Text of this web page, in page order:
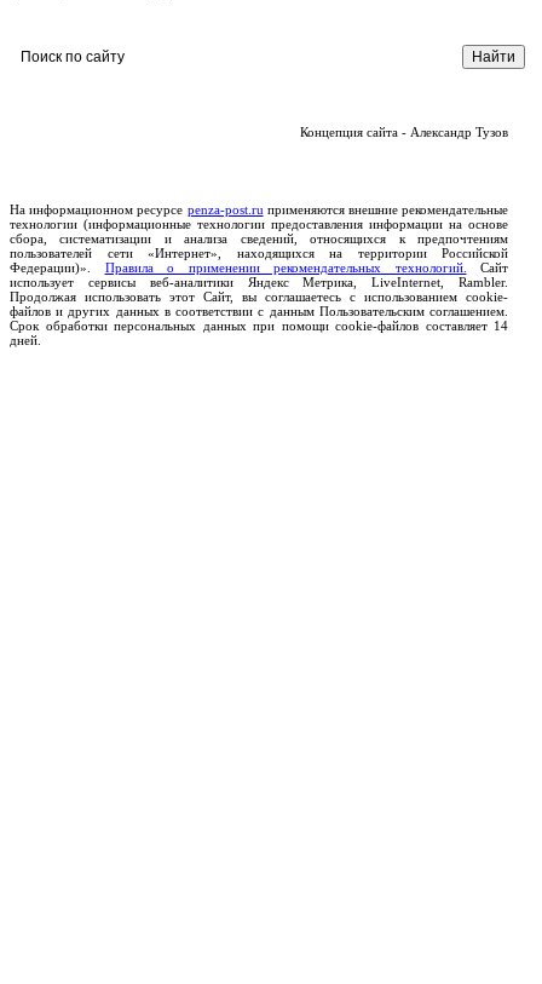
Концепция сайта - Александр Тузов
На информационном ресурсе penza-post.ru применяются внешние рекомендательные
технологии (информационные технологии предоставления информации на основе
сбора, систематизации и анализа сведений, относящихся к предпочтениям
пользователей сети «Интернет», находящихся на территории Российской
Федерации)». Правила о применении рекомендательных технологий.
Сайт
использует сервисы веб-аналитики Яндекс Метрика, LiveInternet, Rambler.
Продолжая использовать этот Сайт, вы соглашаетесь с использованием cookie-
файлов и других данных в соответствии с данным Пользовательским соглашением.
Срок обработки персональных данных при помощи cookie-файлов составляет 14
дней.